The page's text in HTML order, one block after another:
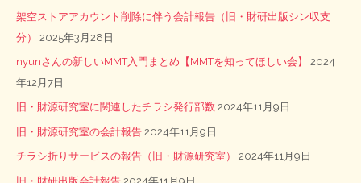
架空ストアアカウント削除に伴う会計報告（旧・財研出版シン収支
分）
2025年3月28日
nyunさんの新しいMMT入門まとめ【MMTを知ってほしい会】
2024
年12月7日
旧・財源研究室に関連したチラシ発行部数 2024年11月9日
旧・財源研究室の会計報告 2024年11月9日
チラシ折りサービスの報告（旧・財源研究室） 2024年11月9日